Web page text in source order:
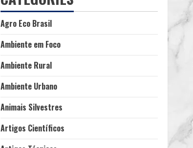
Agro Eco Brasil
Ambiente em Foco
Ambiente Rural
Ambiente Urbano
Animais Silvestres
Artigos Científicos